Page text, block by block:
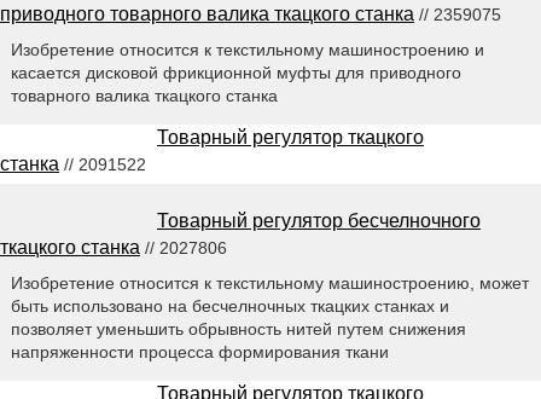
приводного товарного валика ткацкого станка // 2359075
Изобретение относится к текстильному машиностроению и
касается дисковой фрикционной муфты для приводного
товарного валика ткацкого станка
Товарный регулятор ткацкого
станка // 2091522
Товарный регулятор бесчелночного
ткацкого станка // 2027806
Изобретение относится к текстильному машиностроению, может
быть использовано на бесчелночных ткацких станках и
позволяет уменьшить обрывность нитей путем снижения
напряженности процесса формирования ткани
Товарный регулятор ткацкого